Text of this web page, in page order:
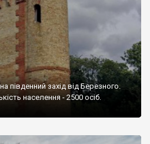
південний захід від Березного.
населення - 2500 осіб.